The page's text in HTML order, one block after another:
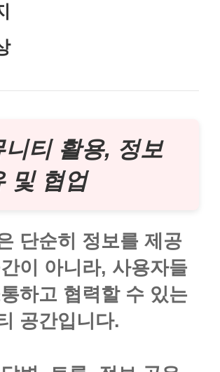
니티 활용, 정보
및 협업
단순히 정보를 제공
이 아니라, 사용자들
하고 협력할 수 있는
공간입니다.